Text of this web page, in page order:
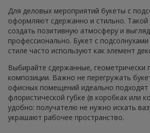
Для деловых мероприятий букеты с
оформляют сдержанно и стильно. Такой
создать позитивную атмосферу и
профессионально. Букет с
стиле часто используют как элемент
Выбирайте сдержанные, геометрически
композиции. Важно не перегружать
офисных помещений идеально подходят
флористической губке (в коробках или
удобно: получателю не нужно искать
украшают рабочее пространство.